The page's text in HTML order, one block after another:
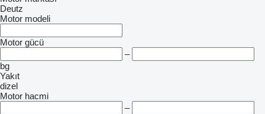
Deutz
Motor modeli
Motor gücü
–
bg
Yakıt
dizel
Motor hacmi
–